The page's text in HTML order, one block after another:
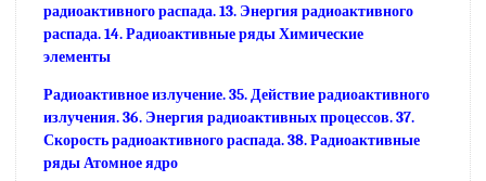
радиоактивного распада. 13. Энергия радиоактивного
распада. 14. Радиоактивные ряды Химические
элементы
Радиоактивное излучение. 35. Действие радиоактивного
излучения. 36. Энергия радиоактивных процессов. 37.
Скорость радиоактивного распада. 38. Радиоактивные
ряды Атомное ядро